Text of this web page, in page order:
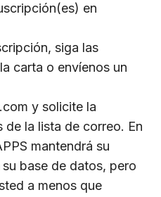
en
siga las
carta o envíenos un
y solicite la
de la lista de correo. En
mantendrá su
base de datos, pero
a menos que